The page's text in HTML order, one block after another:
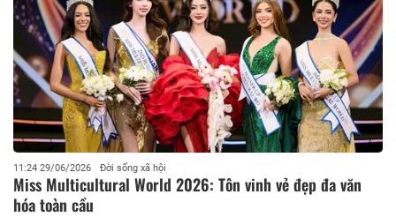
11:24 29/06/2026 Đời sống xã hội
Miss Multicultural World 2026: Tôn vinh vẻ đẹp đa văn
hóa toàn cầu